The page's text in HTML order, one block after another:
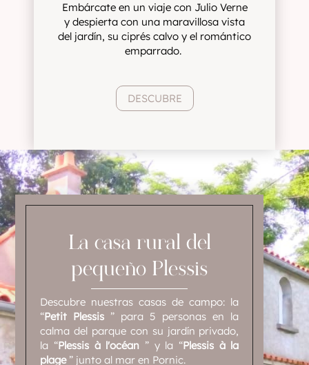
Embárcate en un viaje con Julio Verne
y despierta con una maravillosa vista
del jardín, su ciprés calvo y el romántico
emparrado.
DESCUBRE
La casa rural del
pequeño Plessis
Descubre nuestras casas de campo: la
“Petit Plessis ” para 5 personas en la
calma del parque con su jardín privado,
la “Plessis à l'océan ” y la “Plessis à la
plage” junto al mar en Pornic.